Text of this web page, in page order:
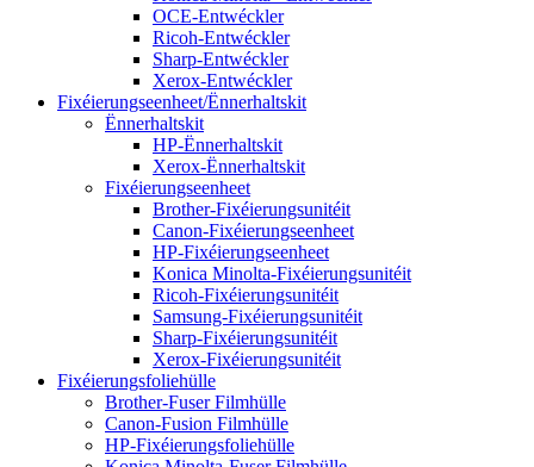
OCE-Entwéckler
Ricoh-Entwéckler
Sharp-Entwéckler
Xerox-Entwéckler
Fixéierungseenheet/Ënnerhaltskit
Ënnerhaltskit
HP-Ënnerhaltskit
Xerox-Ënnerhaltskit
Fixéierungseenheet
Brother-Fixéierungsunitéit
Canon-Fixéierungseenheet
HP-Fixéierungseenheet
Konica Minolta-Fixéierungsunitéit
Ricoh-Fixéierungsunitéit
Samsung-Fixéierungsunitéit
Sharp-Fixéierungsunitéit
Xerox-Fixéierungsunitéit
Fixéierungsfoliehülle
Brother-Fuser Filmhülle
Canon-Fusion Filmhülle
HP-Fixéierungsfoliehülle